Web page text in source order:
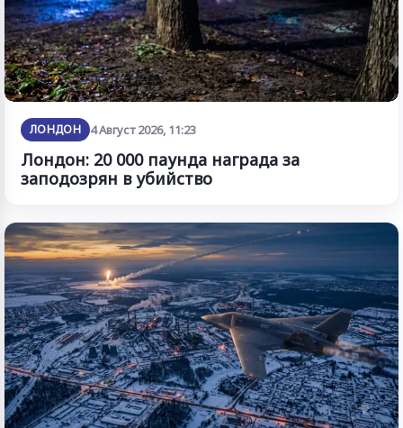
ЛОНДОН 4 Август 2026, 11:23
Лондон: 20 000 паунда награда за
заподозрян в убийство